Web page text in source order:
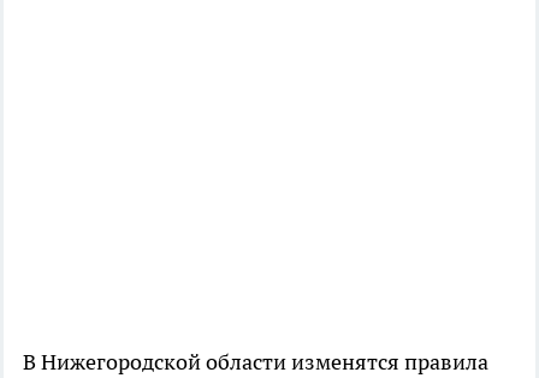
В Нижегородской области изменятся правила